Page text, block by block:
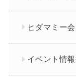
ヒダマミー
イベント情